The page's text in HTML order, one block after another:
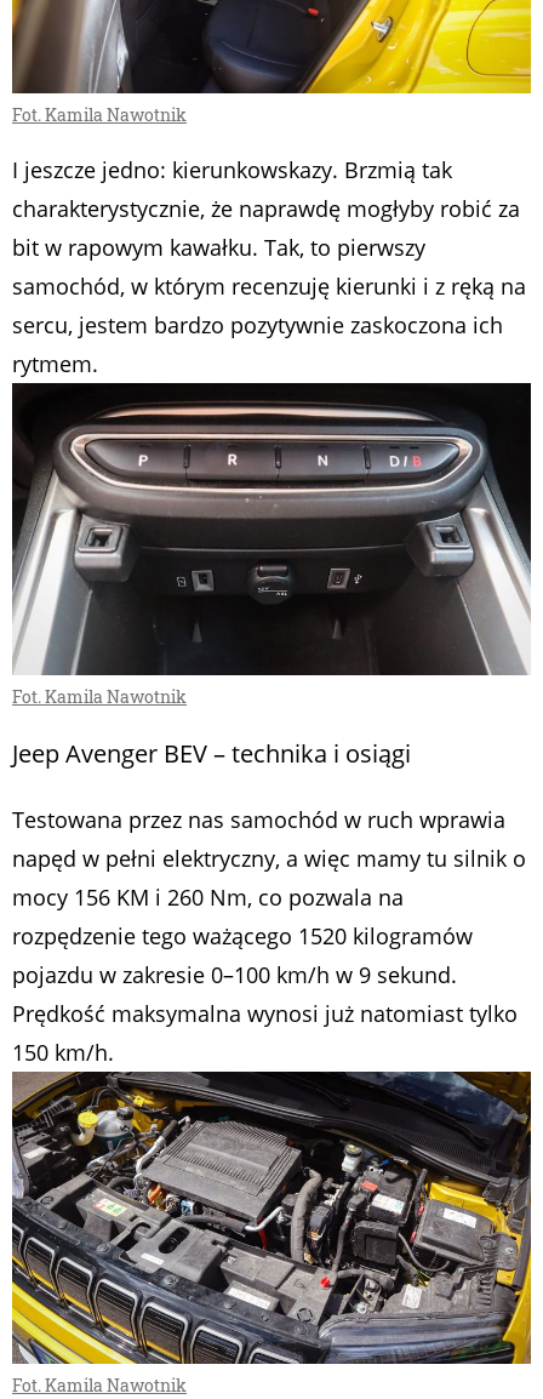
Fot. Kamila Nawotnik
I jeszcze jedno: kierunkowskazy. Brzmią tak
charakterystycznie, że naprawdę mogłyby robić za
bit w rapowym kawałku. Tak, to pierwszy
samochód, w którym recenzuję kierunki i z ręką na
sercu, jestem bardzo pozytywnie zaskoczona ich
rytmem.
Fot. Kamila Nawotnik
Jeep Avenger BEV – technika i osiągi
Testowana przez nas samochód w ruch wprawia
napęd w pełni elektryczny, a więc mamy tu silnik o
mocy 156 KM i 260 Nm, co pozwala na
rozpędzenie tego ważącego 1520 kilogramów
pojazdu w zakresie 0–100 km/h w 9 sekund.
Prędkość maksymalna wynosi już natomiast tylko
150 km/h.
Fot. Kamila Nawotnik